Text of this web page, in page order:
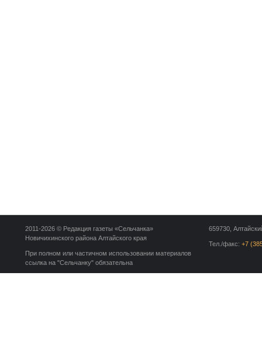
659730,
Тел./факс: +7
2011-2026 © Редакция газеты «Сельчанка»
Новичихинского района Алтайского края
При полном или частичном использовании материалов
ссылка на "Сельчанку" обязательна